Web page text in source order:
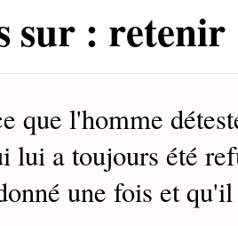
sur : retenir
que l'homme
lui a toujours été
une fois et qu'il